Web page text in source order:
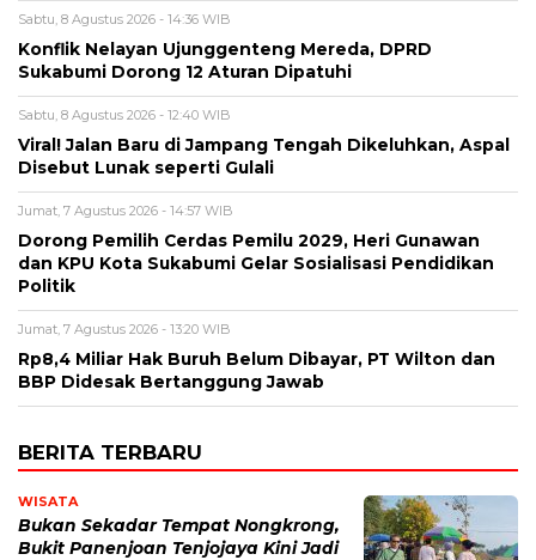
Sabtu, 8 Agustus 2026 - 14:36 WIB
Konflik Nelayan Ujunggenteng Mereda, DPRD
Sukabumi Dorong 12 Aturan Dipatuhi
Sabtu, 8 Agustus 2026 - 12:40 WIB
Viral! Jalan Baru di Jampang Tengah Dikeluhkan, Aspal
Disebut Lunak seperti Gulali
Jumat, 7 Agustus 2026 - 14:57 WIB
Dorong Pemilih Cerdas Pemilu 2029, Heri Gunawan
dan KPU Kota Sukabumi Gelar Sosialisasi Pendidikan
Politik
Jumat, 7 Agustus 2026 - 13:20 WIB
Rp8,4 Miliar Hak Buruh Belum Dibayar, PT Wilton dan
BBP Didesak Bertanggung Jawab
BERITA TERBARU
WISATA
Bukan Sekadar Tempat Nongkrong,
Bukit Panenjoan Tenjojaya Kini Jadi